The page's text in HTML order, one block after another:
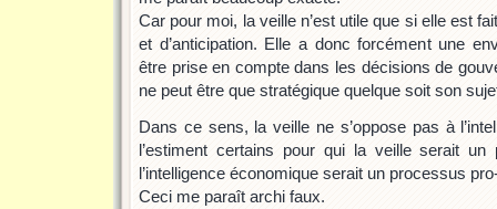
Car pour moi, la veille n’est utile que si elle est
et d’anticipation. Elle a donc forcément une
être prise en compte dans les décisions de
ne peut être que stratégique quelque soit son
Dans ce sens, la veille ne s’oppose pas à
l’estiment certains pour qui la veille serait
l’intelligence économique serait un processus
Ceci me paraît archi faux.